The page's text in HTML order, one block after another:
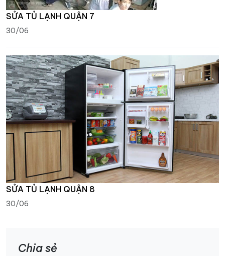
SỬA TỦ LẠNH QUẬN 7
30/06
SỬA TỦ LẠNH QUẬN 8
30/06
Chia sẻ